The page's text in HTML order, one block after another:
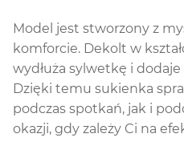
Model jest stworzony z
komforcie. Dekolt w
wydłuża sylwetkę i dodaje
Dzięki temu sukienka
podczas spotkań, jak i
okazji, gdy zależy Ci na